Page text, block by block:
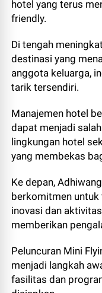
hotel yang terus
friendly.
Di tengah
destinasi yang
anggota keluarga,
tarik tersendiri.
Manajemen hotel
dapat menjadi
lingkungan hotel
yang membekas
Ke depan,
berkomitmen untuk
inovasi dan
memberikan
Peluncuran Mini
menjadi langkah
fasilitas dan